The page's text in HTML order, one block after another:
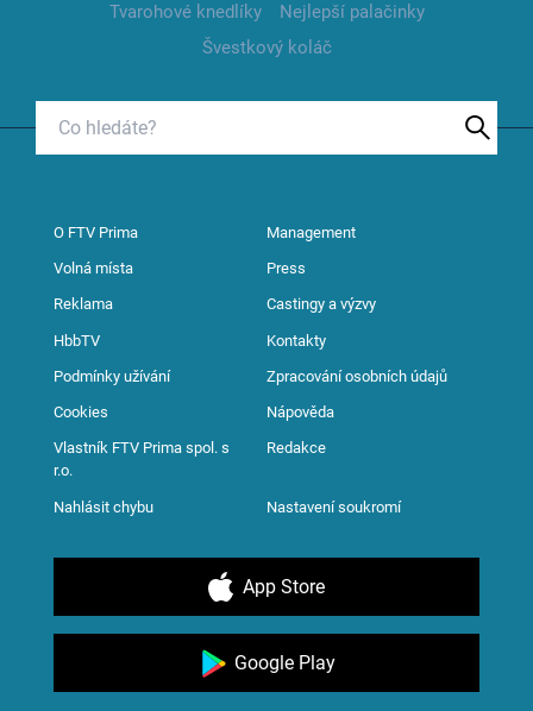
Tvarohové knedlíky
Nejlepší palačinky
Švestkový koláč
O FTV Prima Management
Volná místa Press
Reklama Castingy a výzvy
HbbTV Kontakty
Podmínky užívání Zpracování osobních údajů
Cookies Nápověda
Vlastník FTV Prima spol. s
r.o.
Redakce
Nahlásit chybu Nastavení soukromí
App Store
Google Play